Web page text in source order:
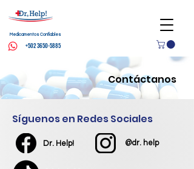
Medicamentos Confiables
+502 3650-5885
Contáctanos
Síguenos en Redes Sociales
Dr. Help! @dr. help